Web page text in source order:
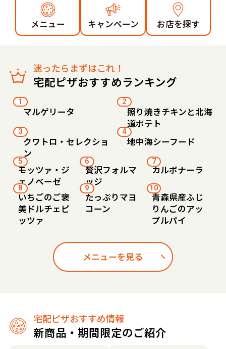
メニュー キャンペーン お店を探す
迷ったらまずはこれ！
宅配ピザおすすめランキング
1
マルゲリータ
2
照り焼きチキンと北海
道ポテト
3
クワトロ・セレクショ
ン
4
地中海シーフード
5
モッツァ・ジ
ェノベーゼ
6
贅沢フォルマ
ッジ
7
カルボナーラ
8
いちごのご褒
美ドルチェピ
ッツァ
9
たっぷりマヨ
コーン
10
青森県産ふじ
りんごのアッ
プルパイ
メニューを見る
宅配ピザおすすめ情報
新商品・期間限定のご紹介